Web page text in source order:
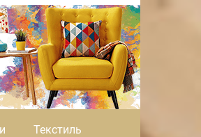
Текстиль